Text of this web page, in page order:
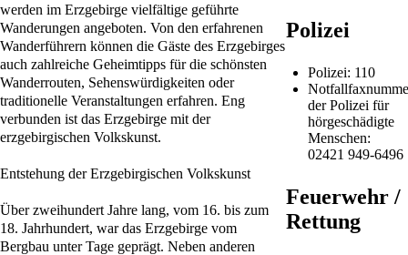
werden im Erzgebirge vielfältige geführte
Wanderungen angeboten. Von den erfahrenen
Wanderführern können die Gäste des Erzgebirges
auch zahlreiche Geheimtipps für die schönsten
Wanderrouten, Sehenswürdigkeiten oder
traditionelle Veranstaltungen erfahren. Eng
verbunden ist das Erzgebirge mit der
erzgebirgischen Volkskunst.
Entstehung der Erzgebirgischen Volkskunst
Über zweihundert Jahre lang, vom 16. bis zum
18. Jahrhundert, war das Erzgebirge vom
Bergbau unter Tage geprägt. Neben anderen
Polizei
Polizei: 110
der Polizei für
hörgeschädigte
Menschen:
02421 949-6496
Feuerwehr /
Rettung